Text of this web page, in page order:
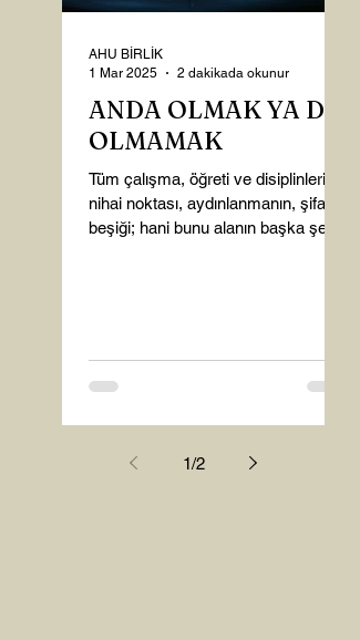
ANDA OLMAK YA DA
OLMAMAK
Tüm çalışma, öğreti ve disiplinlerin
nihai noktası, aydınlanmanın, şifanın
beşiği; hani bunu alanın başka şey
AHU BİRLİK
1 Mar 2025
2 dakikada okunur
1/2